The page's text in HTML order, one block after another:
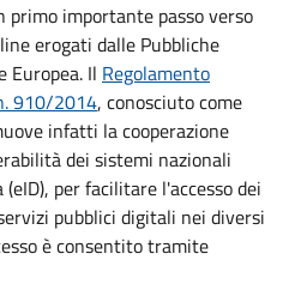
primo importante passo verso
erogati dalle Pubbliche
Europea. Il Regolamento
910/2014, conosciuto come
infatti la cooperazione
dei sistemi nazionali
per facilitare l'accesso dei
pubblici digitali nei diversi
è consentito tramite